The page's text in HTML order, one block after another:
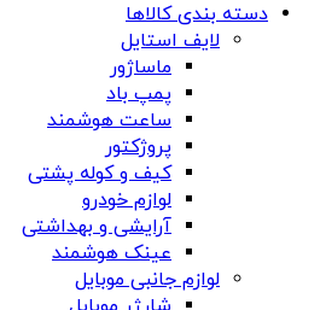
دسته بندی کالاها
لایف استایل
ماساژور
پمپ باد
ساعت هوشمند
پروژکتور
کیف و کوله پشتی
لوازم خودرو
آرایشی و بهداشتی
عینک هوشمند
لوازم جانبی موبایل